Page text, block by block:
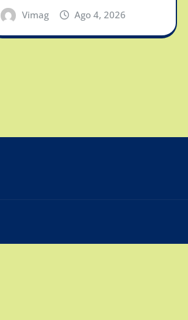
Vimag Ago 4, 2026